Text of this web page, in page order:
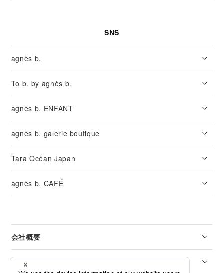
SNS
agnès b.
To b. by agnès b.
agnès b. ENFANT
agnès b. galerie boutique
Tara Océan Japan
agnès b. CAFÉ
会社概要
リーガル